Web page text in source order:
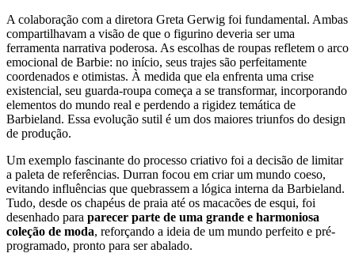
A colaboração com a diretora Greta Gerwig foi fundamental. Ambas
compartilhavam a visão de que o figurino deveria ser uma
ferramenta narrativa poderosa. As escolhas de roupas refletem o arco
emocional de Barbie: no início, seus trajes são perfeitamente
coordenados e otimistas. À medida que ela enfrenta uma crise
existencial, seu guarda-roupa começa a se transformar, incorporando
elementos do mundo real e perdendo a rigidez temática de
Barbieland. Essa evolução sutil é um dos maiores triunfos do design
de produção.
Um exemplo fascinante do processo criativo foi a decisão de limitar
a paleta de referências. Durran focou em criar um mundo coeso,
evitando influências que quebrassem a lógica interna da Barbieland.
Tudo, desde os chapéus de praia até os macacões de esqui, foi
desenhado para parecer parte de uma grande e harmoniosa
coleção de moda, reforçando a ideia de um mundo perfeito e pré-
programado, pronto para ser abalado.